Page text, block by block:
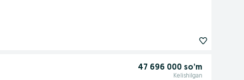
47 696 000 so’m
Kelishilgan